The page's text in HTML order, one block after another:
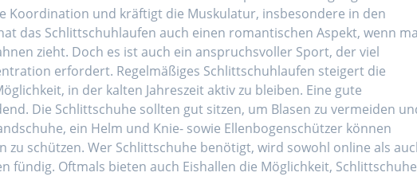
Koordination und kräftigt die Muskulatur, insbesondere in den
das Schlittschuhlaufen auch einen romantischen Aspekt, wenn
zieht. Doch es ist auch ein anspruchsvoller Sport, der viel
erfordert. Regelmäßiges Schlittschuhlaufen steigert die
in der kalten Jahreszeit aktiv zu bleiben. Eine gute
Die Schlittschuhe sollten gut sitzen, um Blasen zu vermeiden
ein Helm und Knie- sowie Ellenbogenschützer können
zu schützen. Wer Schlittschuhe benötigt, wird sowohl online als
fündig. Oftmals bieten auch Eishallen die Möglichkeit, Schlittschuhe